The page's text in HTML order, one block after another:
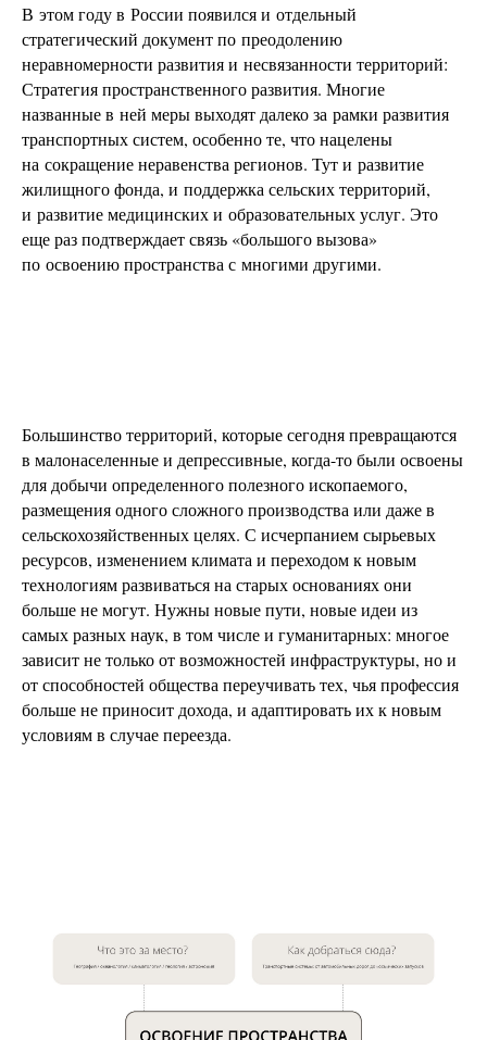
В этом году в России появился и отдельный
стратегический документ по преодолению
неравномерности развития и несвязанности территорий:
Стратегия пространственного развития. Многие
названные в ней меры выходят далеко за рамки развития
транспортных систем, особенно те, что нацелены
на сокращение неравенства регионов. Тут и развитие
жилищного фонда, и поддержка сельских территорий,
и развитие медицинских и образовательных услуг. Это
еще раз подтверждает связь «большого вызова»
по освоению пространства с многими другими.
Большинство территорий, которые сегодня превращаются
в малонаселенные и депрессивные, когда-то были освоены
для добычи определенного полезного ископаемого,
размещения одного сложного производства или даже в
сельскохозяйственных целях. С исчерпанием сырьевых
ресурсов, изменением климата и переходом к новым
технологиям развиваться на старых основаниях они
больше не могут. Нужны новые пути, новые идеи из
самых разных наук, в том числе и гуманитарных: многое
зависит не только от возможностей инфраструктуры, но и
от способностей общества переучивать тех, чья профессия
больше не приносит дохода, и адаптировать их к новым
условиям в случае переезда.